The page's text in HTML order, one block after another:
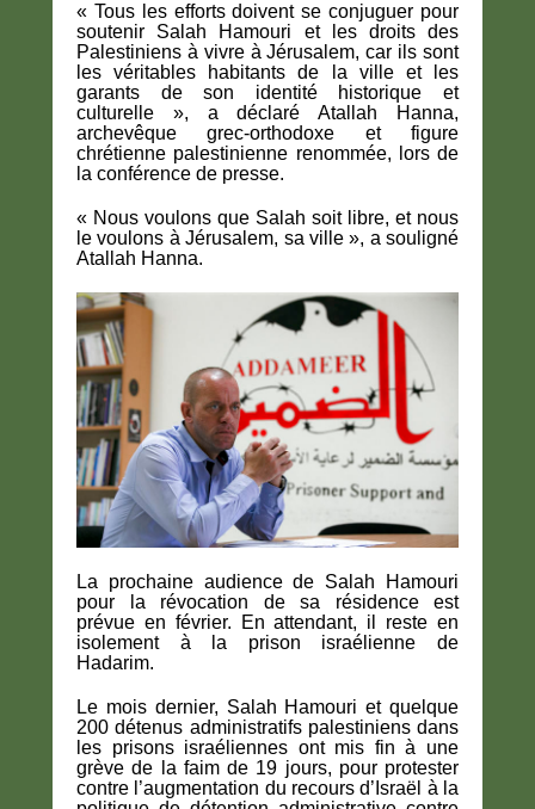
« Tous les efforts doivent se conjuguer pour
soutenir Salah Hamouri et les droits des
Palestiniens à vivre à Jérusalem, car ils sont
les véritables habitants de la ville et les
garants de son identité historique et
culturelle », a déclaré Atallah Hanna,
archevêque grec-orthodoxe et figure
chrétienne palestinienne renommée, lors de
la conférence de presse.
« Nous voulons que Salah soit libre, et nous
le voulons à Jérusalem, sa ville », a souligné
Atallah Hanna.
La prochaine audience de Salah Hamouri
pour la révocation de sa résidence est
prévue en février. En attendant, il reste en
isolement à la prison israélienne de
Hadarim.
Le mois dernier, Salah Hamouri et quelque
200 détenus administratifs palestiniens dans
les prisons israéliennes ont mis fin à une
grève de la faim de 19 jours, pour protester
contre l’augmentation du recours d’Israël à la